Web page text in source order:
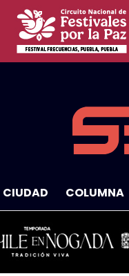
CIUDAD COLUMNA